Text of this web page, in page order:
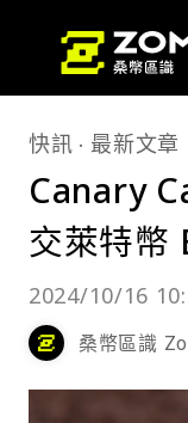
快訊 最新文章
Canary
交萊特幣
2024/10/16
桑幣區識